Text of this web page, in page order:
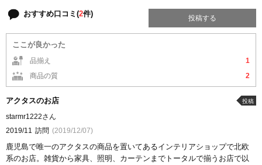
おすすめ口コミ(2件) 投稿する
ここが良かった
品揃え
1
商品の質
2
アクタスのお店 投稿
starmr1222さん
2019/11 訪問 (2019/12/07)
鹿児島で唯一のアクタスの商品を置いてあるインテリアショップで北欧
系のお店。雑貨から家具、照明、カーテンまでトータルで揃うお店で以